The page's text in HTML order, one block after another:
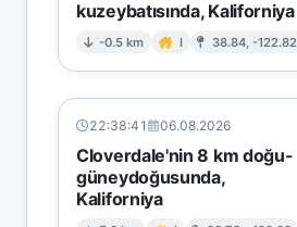
kuzeybatısında, Kaliforniya
-0.5 km I 38.84, -122.82
22:38:41 06.08.2026
Cloverdale'nin 8 km doğu-
güneydoğusunda,
Kaliforniya